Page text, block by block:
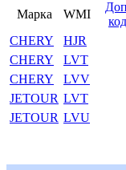
Марка WMI
код
CHERY
HJR
CHERY
LVT
CHERY
LVV
JETOUR LVT
JETOUR LVU